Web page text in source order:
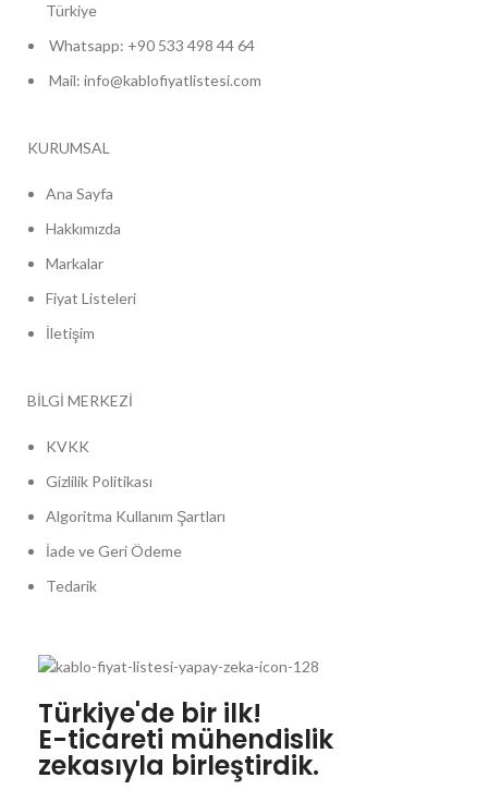
Türkiye
Whatsapp: +90 533 498 44 64
Mail: info@kablofiyatlistesi.com
KURUMSAL
Ana Sayfa
Hakkımızda
Markalar
Fiyat Listeleri
İletişim
BİLGİ MERKEZİ
KVKK
Gizlilik Politikası
Algoritma Kullanım Şartları
İade ve Geri Ödeme
Tedarik
Türkiye'de bir ilk!
E-ticareti mühendislik
zekasıyla birleştirdik.